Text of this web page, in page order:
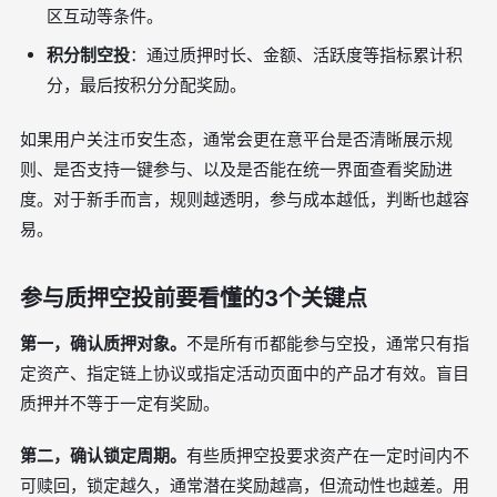
区互动等条件。
积分制空投：通过质押时长、金额、活跃度等指标累计积
分，最后按积分分配奖励。
如果用户关注币安生态，通常会更在意平台是否清晰展示规
则、是否支持一键参与、以及是否能在统一界面查看奖励进
度。对于新手而言，规则越透明，参与成本越低，判断也越容
易。
参与质押空投前要看懂的3个关键点
第一，确认质押对象。 不是所有币都能参与空投，通常只有指
定资产、指定链上协议或指定活动页面中的产品才有效。盲目
质押并不等于一定有奖励。
第二，确认锁定周期。 有些质押空投要求资产在一定时间内不
可赎回，锁定越久，通常潜在奖励越高，但流动性也越差。用